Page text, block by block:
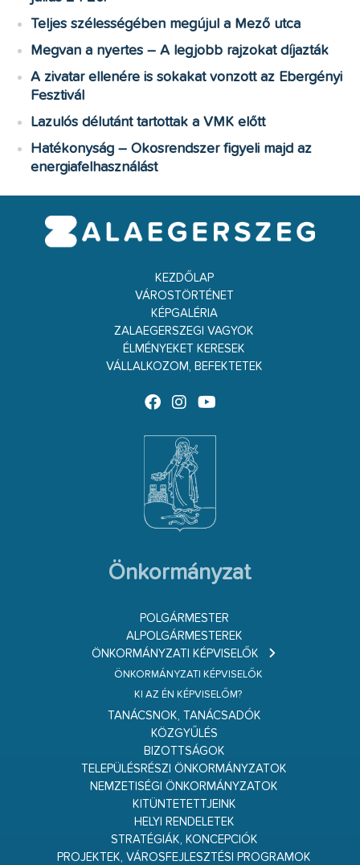
Teljes szélességében megújul a Mező utca
Megvan a nyertes – A legjobb rajzokat díjazták
A zivatar ellenére is sokakat vonzott az Ebergényi
Fesztivál
Lazulós délutánt tartottak a VMK előtt
Hatékonyság – Okosrendszer figyeli majd az
energiafelhasználást
KEZDŐLAP
VÁROSTÖRTÉNET
KÉPGALÉRIA
ZALAEGERSZEGI VAGYOK
ÉLMÉNYEKET KERESEK
VÁLLALKOZOM, BEFEKTETEK
Önkormányzat
POLGÁRMESTER
ALPOLGÁRMESTEREK
ÖNKORMÁNYZATI KÉPVISELŐK
ÖNKORMÁNYZATI KÉPVISELŐK
KI AZ ÉN KÉPVISELŐM?
TANÁCSNOK, TANÁCSADÓK
KÖZGYŰLÉS
BIZOTTSÁGOK
TELEPÜLÉSRÉSZI ÖNKORMÁNYZATOK
NEMZETISÉGI ÖNKORMÁNYZATOK
KITÜNTETETTJEINK
HELYI RENDELETEK
STRATÉGIÁK, KONCEPCIÓK
PROJEKTEK, VÁROSFEJLESZTÉSI PROGRAMOK